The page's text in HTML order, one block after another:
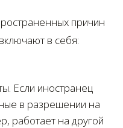
причин
в себя:
Если иностранец
в разрешении на
работает на другой